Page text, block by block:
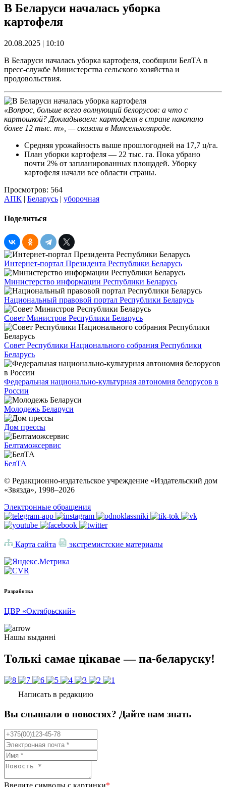
В Беларуси началась уборка
картофеля
20.08.2025 | 10:10
В Беларуси началась уборка картофеля, сообщили БелТА в
пресс-службе Министерства сельского хозяйства и
продовольствия.
«Вопрос, больше всего волнующий белорусов: а что с
картошкой? Докладываем: картофеля в стране накопано
более 12 тыс. т», — сказали в Минсельхозпроде.
Средняя урожайность выше прошлогодней на 17,7 ц/га.
План уборки картофеля — 22 тыс. га. Пока убрано
почти 2% от запланированных площадей. Уборку
картофеля начали все области страны.
Просмотров: 564
АПК | Беларусь | уборочная
Поделиться
Интернет-портал Президента Республики Беларусь
Министерство информации Республики Беларусь
Национальный правовой портал Республики Беларусь
Совет Министров Республики Беларусь
Совет Республики Национального собрания Республики
Беларусь
Федеральная национально-культурная автономия белорусов в
России
Молодежь Беларуси
Дом прессы
Белтаможсервис
БелТА
© Редакционно-издательское учреждение «Издательский дом
«Звязда», 1998–2026
Электронные обращения
Карта сайта экстремистские материалы
Разработка
ЦВР «Октябрьский»
Нашы выданні
Толькі самае цікавае — па-беларуску!
Написать в редакцию
Вы слышали о новостях? Дайте нам знать